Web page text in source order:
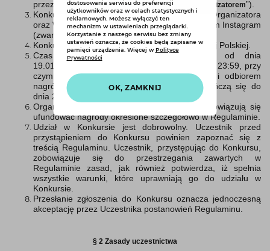
przez Michała Klimasa (zwana dalej “
Współorganizatorem”).
Konkurs przeprowadzany jest na profilach Organizatora
oraz Współorganizatora w serwisie internetowym Instagram
(zwanym dalej: „Stroną konkursu”).
Konkurs odbywa się na terenie Rzeczypospolitej Polskiej.
Czas trwania Konkursu obejmuje okres od dnia
19.01.2025 r. do dnia 24.01.2025 r. do godziny 23:59, przy
czym czynności związane z przyznawaniem i odbiorem
nagród oraz rozpatrywaniem reklamacji zakończą się do
dnia 26.01.2025 r.
Organizator i Współorganizator Konkursu zobowiązują się
ufundować nagrody określone szczegółowo w Regulaminie.
Udział w Konkursie jest dobrowolny. Uczestnik przed
przystąpieniem do Konkursu powinien zapoznać się z
treścią Regulaminu. Uczestnik, przystępując do Konkursu,
zobowiązuje się do przestrzegania zawartych w
Regulaminie zasad, jak również potwierdza, iż spełnia
wszystkie warunki, które uprawniają go do udziału w
Konkursie.
Przesłanie zgłoszenia do Konkursu oznacza jednoczesną
akceptację przez Uczestnika postanowień Regulaminu.
§ 2 Zasady uczestnictwa
dostosowania serwisu do preferencji
użytkowników oraz w celach statystycznych i
reklamowych. Możesz wyłączyć ten
mechanizm w ustawieniach przeglądarki.
Korzystanie z naszego serwisu bez zmiany
ustawień oznacza, że cookies będą zapisane w
pamięci urządzenia. Więcej wPolityce
Prywatności
OK, ZAMKNIJ